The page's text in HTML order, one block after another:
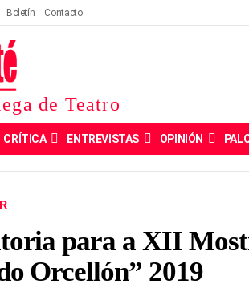
Boletín Contacto
de Teatro
CRÍTICA ENTREVISTAS OPINIÓN
para a XII
Orcellón” 2019